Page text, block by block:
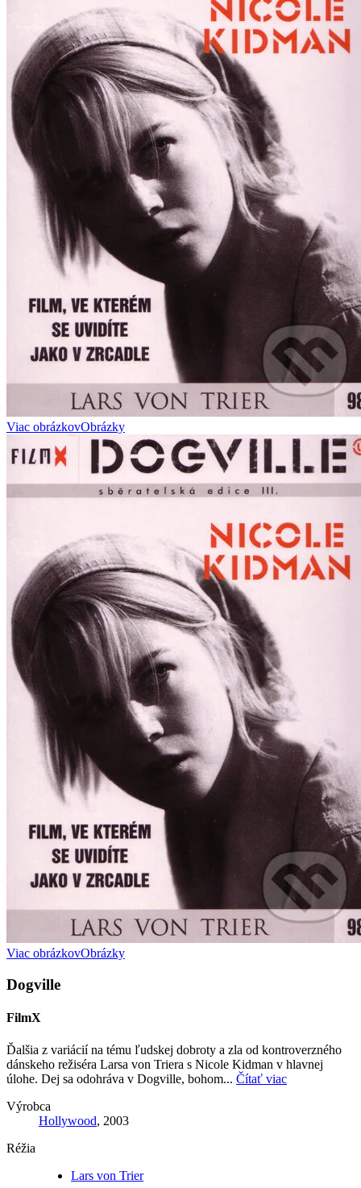
Viac obrázkovObrázky
Viac obrázkovObrázky
Dogville
FilmX
Ďalšia z variácií na tému ľudskej dobroty a zla od kontroverzného
dánskeho režiséra Larsa von Triera s Nicole Kidman v hlavnej
úlohe. Dej sa odohráva v Dogville, bohom... Čítať viac
Výrobca
Hollywood, 2003
Réžia
Lars von Trier